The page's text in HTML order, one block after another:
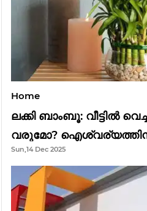
Home
ലക്കി ബാംബൂ: വീട്ടിൽ
വരുമോ?
ഫെങ് ഷൂയി
Sun,14 Dec 2025